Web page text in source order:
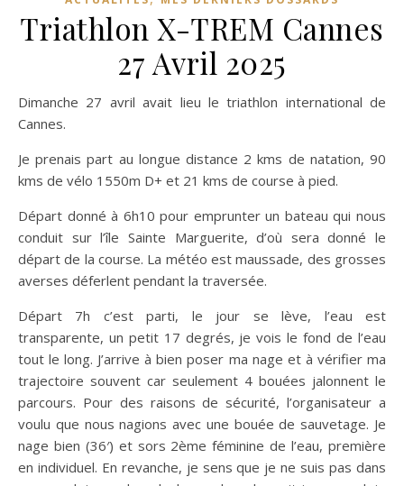
Triathlon X-TREM Cannes
27 Avril 2025
Dimanche 27 avril avait lieu le triathlon international de
Cannes.
Je prenais part au longue distance 2 kms de natation, 90
kms de vélo 1550m D+ et 21 kms de course à pied.
Départ donné à 6h10 pour emprunter un bateau qui nous
conduit sur l’île Sainte Marguerite, d’où sera donné le
départ de la course. La météo est maussade, des grosses
averses déferlent pendant la traversée.
Départ 7h c’est parti, le jour se lève, l’eau est
transparente, un petit 17 degrés, je vois le fond de l’eau
tout le long. J’arrive à bien poser ma nage et à vérifier ma
trajectoire souvent car seulement 4 bouées jalonnent le
parcours. Pour des raisons de sécurité, l’organisateur a
voulu que nous nagions avec une bouée de sauvetage. Je
nage bien (36′) et sors 2ème féminine de l’eau, première
en individuel. En revanche, je sens que je ne suis pas dans